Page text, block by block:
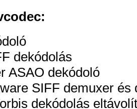
dekódolás
ASAO dekódoló
SIFF demuxer és
dekódolás